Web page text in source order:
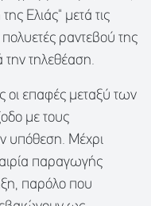
Ελιάς" μετά τις
ραντεβού της
την τηλεθέαση.
οι επαφές μεταξύ των
με τους
υπόθεση. Μέχρι
παραγωγής
παρόλο που